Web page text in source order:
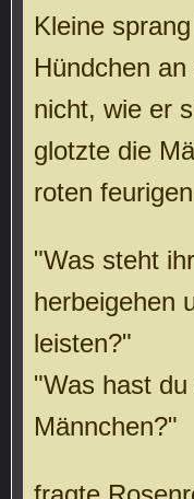
Kleine
Hündchen
nicht, wie er
glotzte die
roten
"Was steht
herbeigehen
leisten?"
"Was hast
Männchen?"